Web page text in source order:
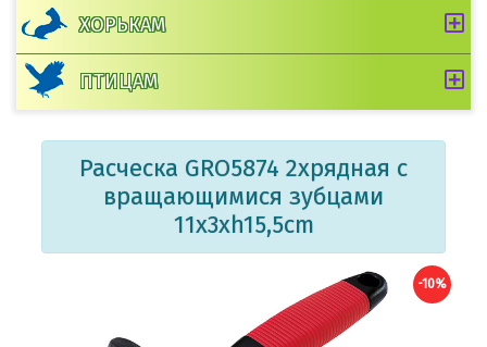
ХОРЬКАМ
ПТИЦАМ
Расческа GRO5874 2хрядная с
вращающимися зубцами
11x3xh15,5cm
-10%